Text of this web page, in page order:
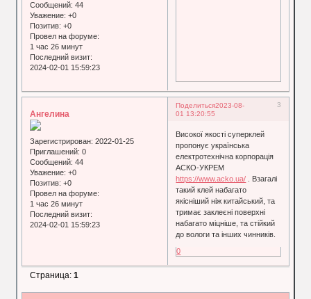
Сообщений: 44
Уважение: +0
Позитив: +0
Провел на форуме:
1 час 26 минут
Последний визит:
2024-02-01 15:59:23
Поделиться 3
2023-08-
01 13:20:55
Ангелина
Зарегистрирован: 2022-01-25
Приглашений: 0
Сообщений: 44
Уважение: +0
Позитив: +0
Провел на форуме:
1 час 26 минут
Последний визит:
2024-02-01 15:59:23
Високої якості суперклей
пропонує українська
електротехнічна корпорація
АСКО-УКРЕМ
https://www.acko.ua/ . Взагалі
такий клей набагато
якісніший ніж китайський, та
тримає заклеєні поверхні
набагато міцніше, та стійкий
до вологи та інших чинників.
0
Страница:1